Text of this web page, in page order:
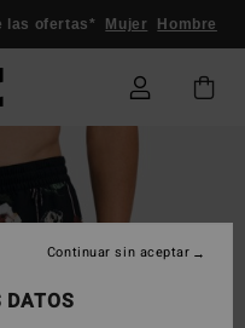
las ofertas* Mujer Hombre
Continuar sin aceptar